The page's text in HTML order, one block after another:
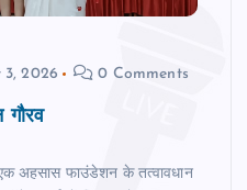
3, 2026 0 Comments
गौरव
अहसास फाउंडेशन के तत्वावधान